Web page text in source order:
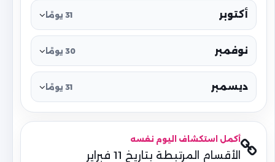
أكتوبر 31 يومًا
نوفمبر 30 يومًا
ديسمبر 31 يومًا
أكمل استكشاف اليوم نفسه
الأقسام المرتبطة بتاريخ 11 فبراير